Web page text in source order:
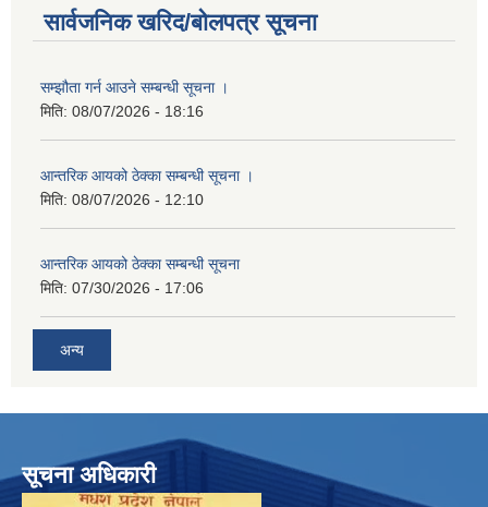
सार्वजनिक खरिद/बोलपत्र सूचना
सम्झौता गर्न आउने सम्बन्धी सूचना ।
मिति: 08/07/2026 - 18:16
आन्तरिक आयको ठेक्का सम्बन्धी सूचना ।
मिति: 08/07/2026 - 12:10
आन्तरिक आयको ठेक्का सम्बन्धी सूचना
मिति: 07/30/2026 - 17:06
अन्य
सूचना अधिकारी